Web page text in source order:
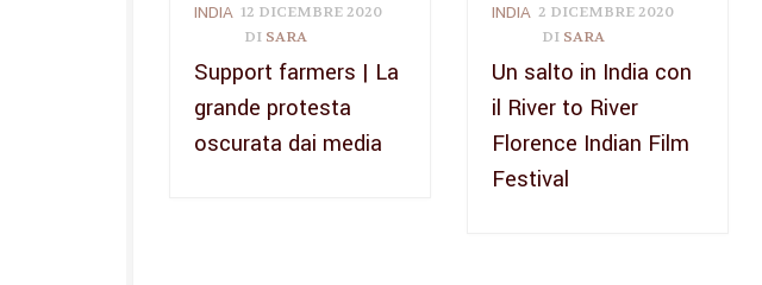
INDIA 12 DICEMBRE 2020
DI SARA
Support farmers | La
grande protesta
oscurata dai media
INDIA 2 DICEMBRE 2020
DI SARA
Un salto in India con
il River to River
Florence Indian Film
Festival